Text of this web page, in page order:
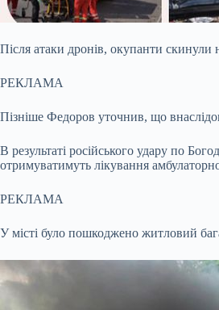
Після атаки дронів, окупанти скинули
РЕКЛАМА
Пізніше Федоров уточнив, що
В результаті російського удару по
отримуватимуть лікування
РЕКЛАМА
У місті було пошкоджено житловий